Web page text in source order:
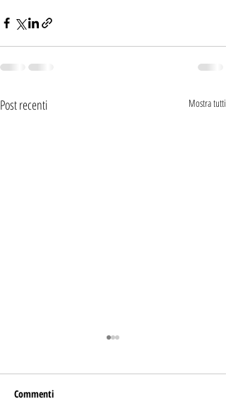
Post recenti Mostra tutti
Commenti